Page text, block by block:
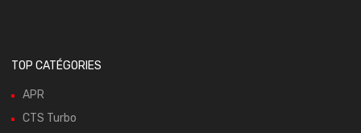
TOP CATÉGORIES
APR
CTS Turbo